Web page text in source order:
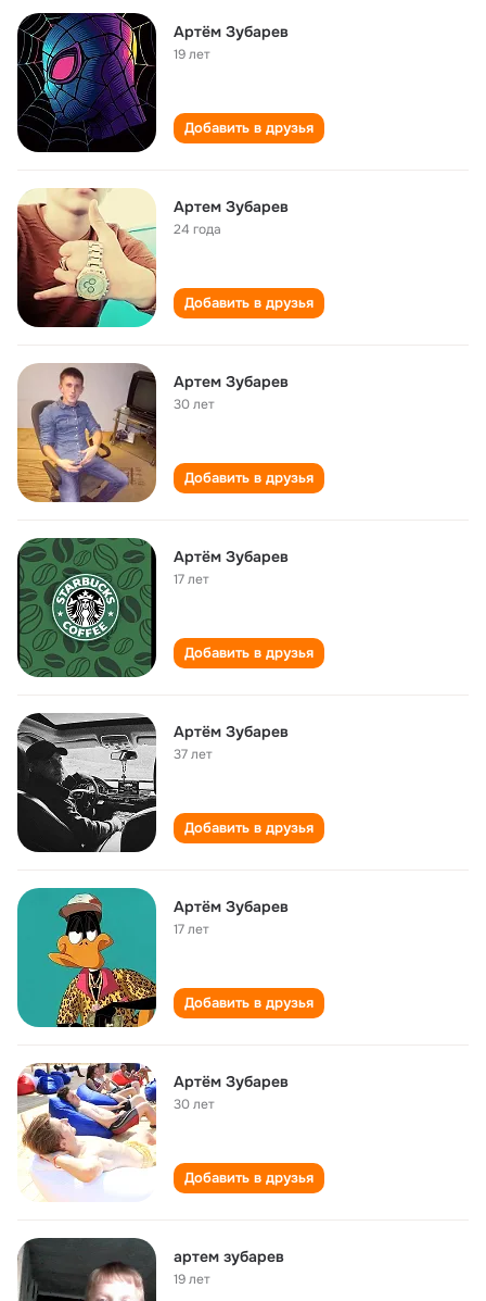
Артём Зубарев
19 лет
Добавить в друзья
Артем Зубарев
24 года
Добавить в друзья
Артем Зубарев
30 лет
Добавить в друзья
Артём Зубарев
17 лет
Добавить в друзья
Артём Зубарев
37 лет
Добавить в друзья
Артём Зубарев
17 лет
Добавить в друзья
Артём Зубарев
30 лет
Добавить в друзья
артем зубарев
19 лет